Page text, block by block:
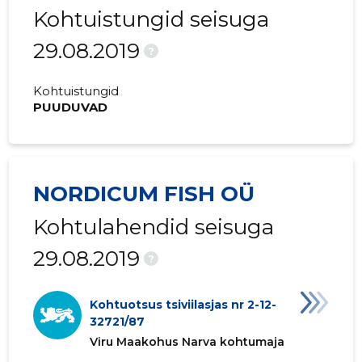
Kohtuistungid seisuga
29.08.2019
?
Kohtuistungid
PUUDUVAD
NORDICUM FISH OÜ
Kohtulahendid seisuga
29.08.2019
?
Kohtuotsus tsiviilasjas nr 2-12-
32721/87
Viru Maakohus Narva kohtumaja